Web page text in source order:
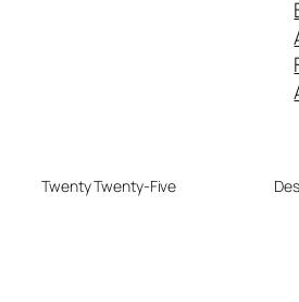
Twenty Twenty-Five